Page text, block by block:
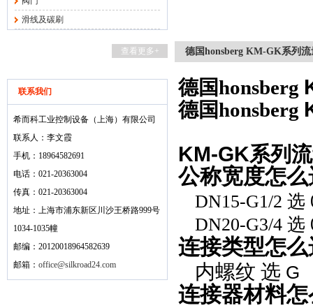
滑线及碳刷
查看更多+
联系我们
希而科工业控制设备（上海）有限公司
联系人：李文霞
手机：18964582691
电话：021-20363004
传真：021-20363004
地址：上海市浦东新区川沙王桥路999号
1034-1035幢
邮编：20120018964582639
邮箱： office@silkroad24.com
德国honsberg KM-GK系列流
德国honsberg
德国honsberg
KM-GK系列
公称宽度怎
DN15-G1/2 选
DN20-G3/4 选
连接类型怎
内螺纹 选 G
连接器材料